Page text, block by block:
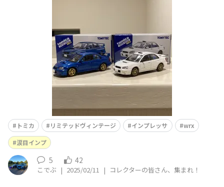
ままライブに出ていました😅）ホント、最後は素の吉川
トミカ リミテッドヴィンテージ インプレッサ
wrx
涙目インプ
5 42
こでぶ | 2025/02/11 | コレクターの皆さん、集まれ！